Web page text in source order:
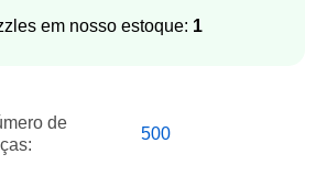
em nosso estoque: 1
de
500